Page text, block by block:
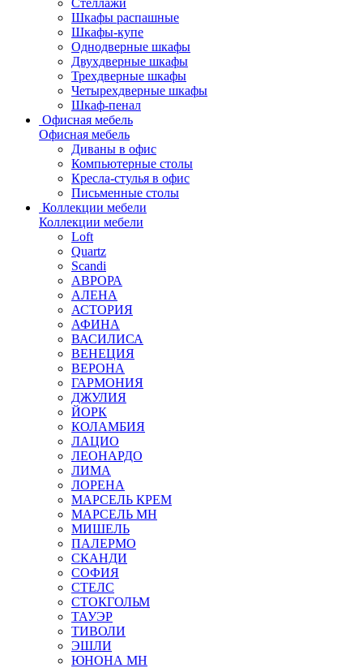
Стеллажи
Шкафы распашные
Шкафы-купе
Однодверные шкафы
Двухдверные шкафы
Трехдверные шкафы
Четырехдверные шкафы
Шкаф-пенал
Офисная мебель
Офисная мебель
Диваны в офис
Компьютерные столы
Кресла-стулья в офис
Письменные столы
Коллекции мебели
Коллекции мебели
Loft
Quartz
Scandi
АВРОРА
АЛЕНА
АСТОРИЯ
АФИНА
ВАСИЛИСА
ВЕНЕЦИЯ
ВЕРОНА
ГАРМОНИЯ
ДЖУЛИЯ
ЙОРК
КОЛАМБИЯ
ЛАЦИО
ЛЕОНАРДО
ЛИМА
ЛОРЕНА
МАРСЕЛЬ КРЕМ
МАРСЕЛЬ МН
МИШЕЛЬ
ПАЛЕРМО
СКАНДИ
СОФИЯ
СТЕЛС
СТОКГОЛЬМ
ТАУЭР
ТИВОЛИ
ЭШЛИ
ЮНОНА МН